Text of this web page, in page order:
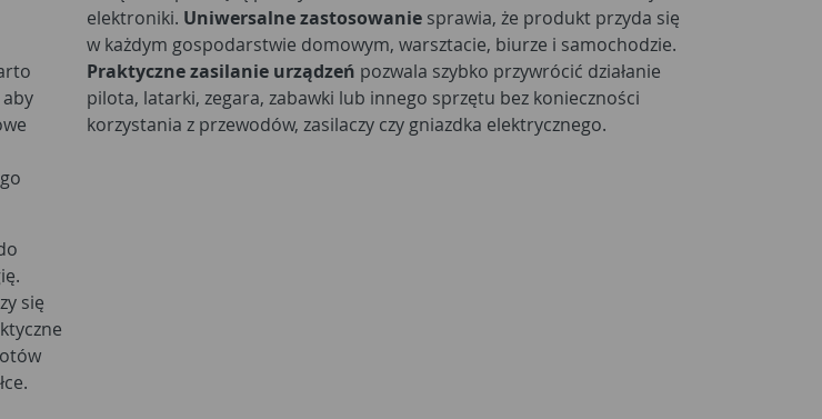
się
elektroniki. Uniwersalne zastosowanie sprawia, że produkt przyda się
w każdym gospodarstwie domowym, warsztacie, biurze i samochodzie.
Praktyczne zasilanie urządzeń pozwala szybko przywrócić działanie
pilota, latarki, zegara, zabawki lub innego sprzętu bez konieczności
korzystania z przewodów, zasilaczy czy gniazdka elektrycznego.